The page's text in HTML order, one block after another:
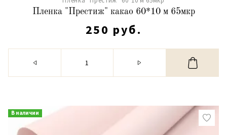
Пленка "Престиж" какао 60*10 м 65мкр
250 руб.
В наличии